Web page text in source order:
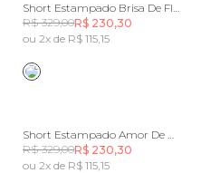
Short Estampado Brisa De Flor
R$ 329,00R$ 230,30
ou 2x de R$ 115,15
Short Estampado Amor De Pantera
R$ 329,00R$ 230,30
ou 2x de R$ 115,15